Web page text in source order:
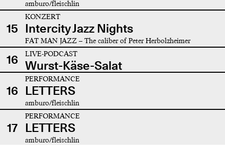
amburo/fleischlin
15
KONZERT
Intercity Jazz Nights
FAT MAN JAZZ – The caliber of Peter Herbolzheimer
16 LIVE-PODCAST
Wurst-Käse-Salat
16
PERFORMANCE
LETTERS
amburo/fleischlin
17
PERFORMANCE
LETTERS
amburo/fleischlin